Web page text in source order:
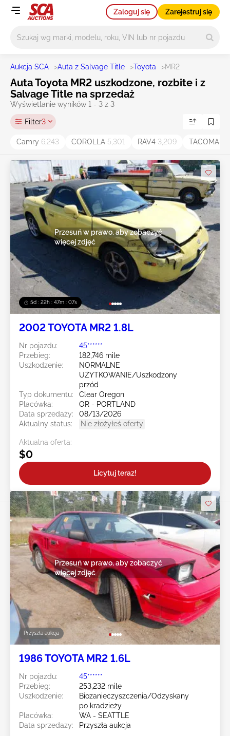
Zaloguj się Zarejestruj się
Aukcja SCA >Auta z Salvage Title >Toyota >MR2
Auta Toyota MR2 uszkodzone, rozbite i z
Salvage Title na sprzedaż
Wyświetlanie wyników 1 - 3 z 3
Filter3
Camry 6,243 COROLLA 5,301 RAV4 3,209 TACOMA
5d : 22h : 47m : 06s
Przesuń w prawo, aby zobaczyć
więcej zdjęć
2002 TOYOTA MR2 1.8L
Nr pojazdu:
45******
Przebieg:
182,746 mile
Uszkodzenie:
NORMALNE
UŻYTKOWANIE/Uszkodzony
przód
Typ dokumentu:
Clear Oregon
Placówka:
OR - PORTLAND
Data sprzedaży:
08/13/2026
Aktualny status:
Nie złożyłeś oferty
Aktualna oferta:
$0
Licytuj teraz!
Przyszła aukcja
Przesuń w prawo, aby zobaczyć
więcej zdjęć
1986 TOYOTA MR2 1.6L
Nr pojazdu:
45******
Przebieg:
253,232 mile
Uszkodzenie:
Biozanieczyszczenia/Odzyskany
po kradzieży
Placówka:
WA - SEATTLE
Data sprzedaży:
Przyszła aukcja